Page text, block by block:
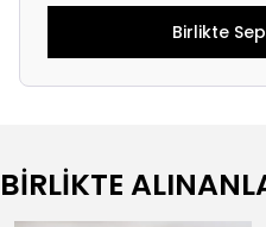
Birlikte
BİRLİKTE